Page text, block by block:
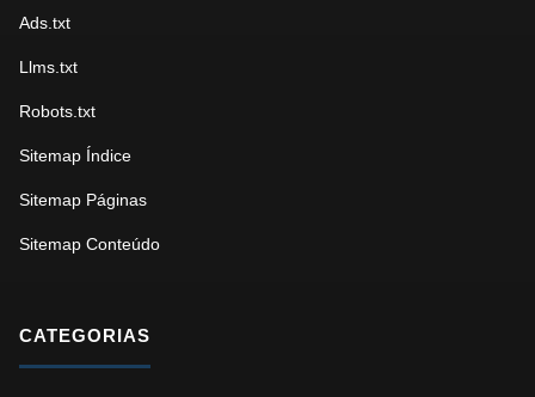
Ads.txt
Llms.txt
Robots.txt
Sitemap Índice
Sitemap Páginas
Sitemap Conteúdo
CATEGORIAS